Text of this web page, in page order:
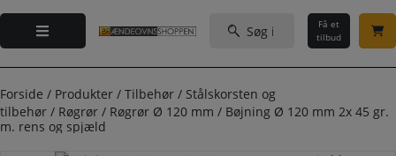
indholdet
efter:
Få et
tilbud
Forside / Produkter / Tilbehør / Stålskorsten og
tilbehør / Røgrør / Røgrør Ø 120 mm / Bøjning Ø 120 mm 2x 45 gr.
m. rens og spjæld